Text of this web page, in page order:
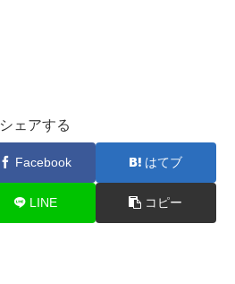
シェアする
Facebook はてブ
LINE コピー